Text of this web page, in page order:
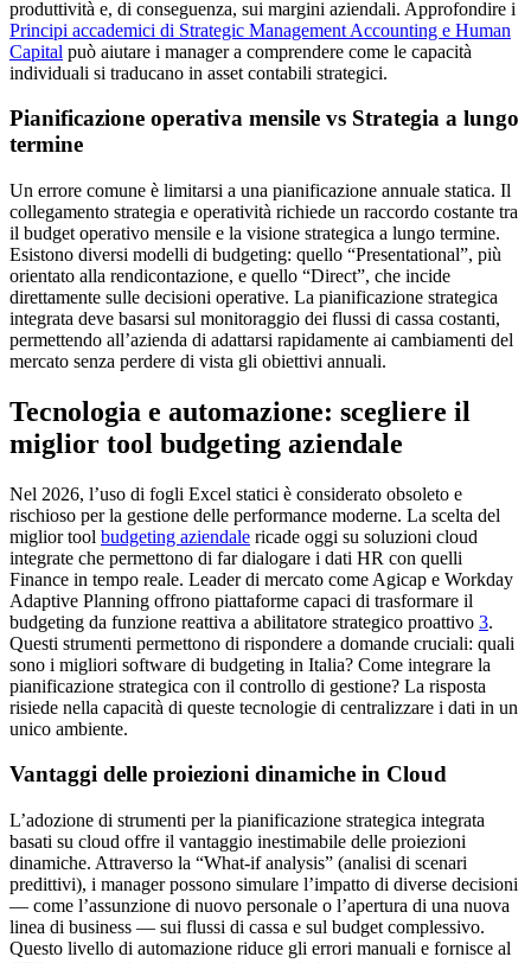
produttività e, di conseguenza, sui margini aziendali. Approfondire i
Principi accademici di Strategic Management Accounting e Human
Capital può aiutare i manager a comprendere come le capacità
individuali si traducano in asset contabili strategici.
Pianificazione operativa mensile vs Strategia a lungo
termine
Un errore comune è limitarsi a una pianificazione annuale statica. Il
collegamento strategia e operatività richiede un raccordo costante tra
il budget operativo mensile e la visione strategica a lungo termine.
Esistono diversi modelli di budgeting: quello “Presentational”, più
orientato alla rendicontazione, e quello “Direct”, che incide
direttamente sulle decisioni operative. La pianificazione strategica
integrata deve basarsi sul monitoraggio dei flussi di cassa costanti,
permettendo all’azienda di adattarsi rapidamente ai cambiamenti del
mercato senza perdere di vista gli obiettivi annuali.
Tecnologia e automazione: scegliere il
miglior tool budgeting aziendale
Nel 2026, l’uso di fogli Excel statici è considerato obsoleto e
rischioso per la gestione delle performance moderne. La scelta del
miglior tool budgeting aziendale ricade oggi su soluzioni cloud
integrate che permettono di far dialogare i dati HR con quelli
Finance in tempo reale. Leader di mercato come Agicap e Workday
Adaptive Planning offrono piattaforme capaci di trasformare il
budgeting da funzione reattiva a abilitatore strategico proattivo 3.
Questi strumenti permettono di rispondere a domande cruciali: quali
sono i migliori software di budgeting in Italia? Come integrare la
pianificazione strategica con il controllo di gestione? La risposta
risiede nella capacità di queste tecnologie di centralizzare i dati in un
unico ambiente.
Vantaggi delle proiezioni dinamiche in Cloud
L’adozione di strumenti per la pianificazione strategica integrata
basati su cloud offre il vantaggio inestimabile delle proiezioni
dinamiche. Attraverso la “What-if analysis” (analisi di scenari
predittivi), i manager possono simulare l’impatto di diverse decisioni
— come l’assunzione di nuovo personale o l’apertura di una nuova
linea di business — sui flussi di cassa e sul budget complessivo.
Questo livello di automazione riduce gli errori manuali e fornisce al